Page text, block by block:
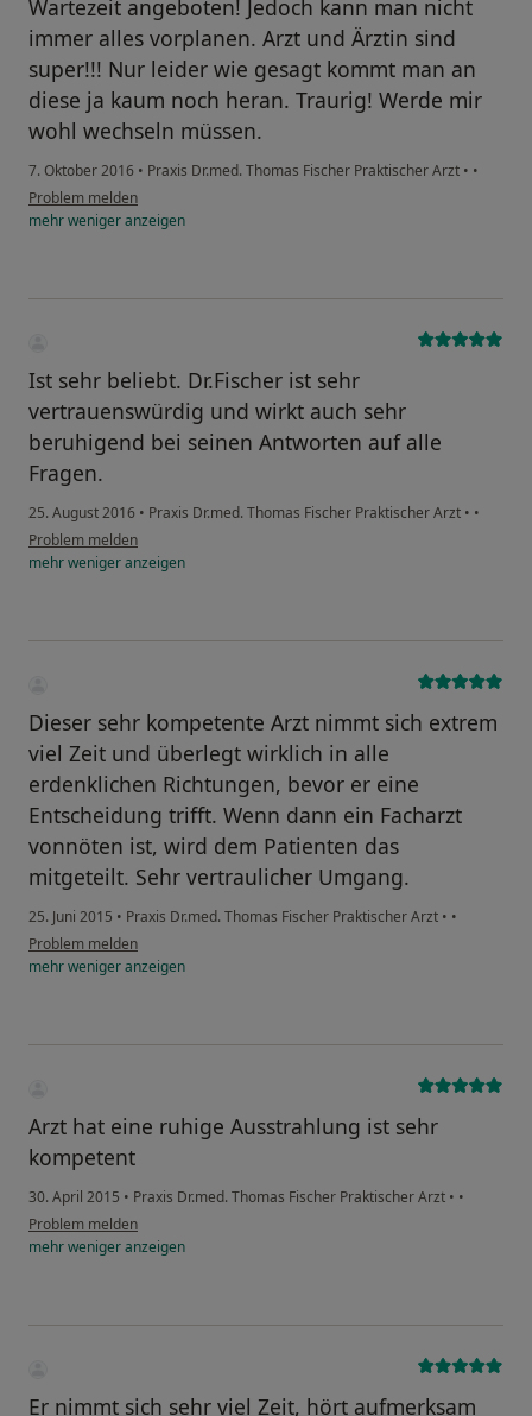
Wartezeit angeboten! Jedoch kann man nicht
immer alles vorplanen. Arzt und Ärztin sind
super!!! Nur leider wie gesagt kommt man an
diese ja kaum noch heran. Traurig! Werde mir
wohl wechseln müssen.
7. Oktober 2016 • Praxis Dr.med. Thomas Fischer Praktischer Arzt • •
Problem melden
mehrwenigeranzeigen
Ist sehr beliebt. Dr.Fischer ist sehr
vertrauenswürdig und wirkt auch sehr
beruhigend bei seinen Antworten auf alle
Fragen.
25. August 2016 • Praxis Dr.med. Thomas Fischer Praktischer Arzt • •
Problem melden
mehrwenigeranzeigen
Dieser sehr kompetente Arzt nimmt sich extrem
viel Zeit und überlegt wirklich in alle
erdenklichen Richtungen, bevor er eine
Entscheidung trifft. Wenn dann ein Facharzt
vonnöten ist, wird dem Patienten das
mitgeteilt. Sehr vertraulicher Umgang.
25. Juni 2015 • Praxis Dr.med. Thomas Fischer Praktischer Arzt • •
Problem melden
mehrwenigeranzeigen
Arzt hat eine ruhige Ausstrahlung ist sehr
kompetent
30. April 2015 • Praxis Dr.med. Thomas Fischer Praktischer Arzt • •
Problem melden
mehrwenigeranzeigen
Er nimmt sich sehr viel Zeit, hört aufmerksam